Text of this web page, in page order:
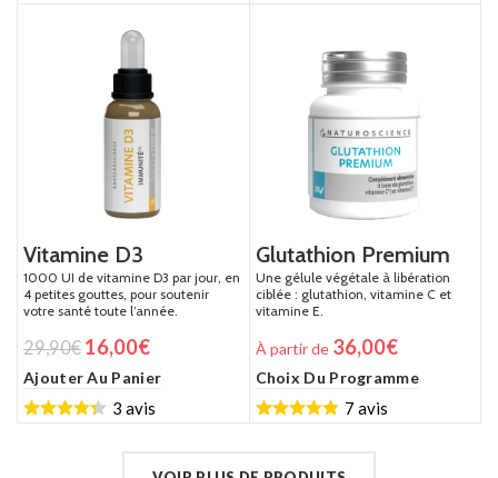
Vitamine D3
1000 UI de vitamine D3 par jour, en
4 petites gouttes, pour soutenir
votre santé toute l’année.
29,90€ 16,00€
Ajouter Au Panier
3 avis
Glutathion Premium
Une gélule végétale à libération
ciblée : glutathion, vitamine C et
vitamine E.
À partir de 36,00€
Choix Du Programme
7 avis